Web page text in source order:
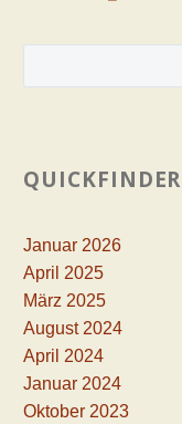
QUICKFINDER
Januar 2026
April 2025
März 2025
August 2024
April 2024
Januar 2024
Oktober 2023